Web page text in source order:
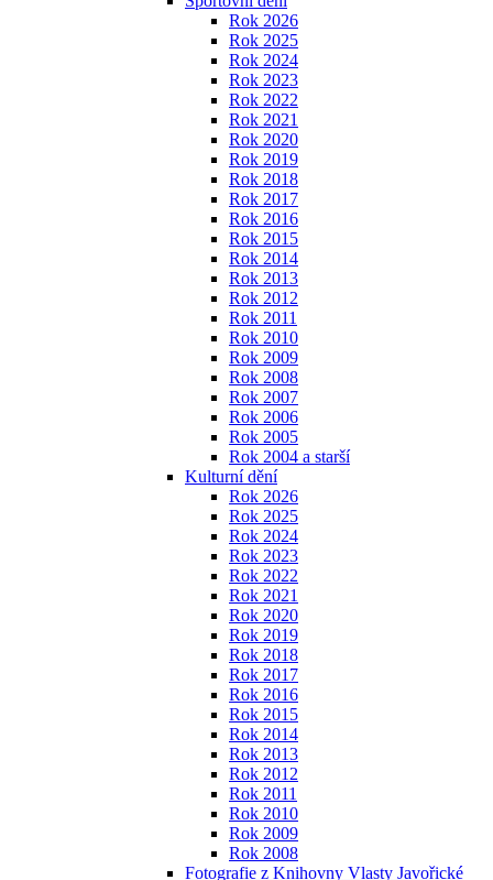
Rok 2026
Rok 2025
Rok 2024
Rok 2023
Rok 2022
Rok 2021
Rok 2020
Rok 2019
Rok 2018
Rok 2017
Rok 2016
Rok 2015
Rok 2014
Rok 2013
Rok 2012
Rok 2011
Rok 2010
Rok 2009
Rok 2008
Rok 2007
Rok 2006
Rok 2005
Rok 2004 a starší
Kulturní dění
Rok 2026
Rok 2025
Rok 2024
Rok 2023
Rok 2022
Rok 2021
Rok 2020
Rok 2019
Rok 2018
Rok 2017
Rok 2016
Rok 2015
Rok 2014
Rok 2013
Rok 2012
Rok 2011
Rok 2010
Rok 2009
Rok 2008
Fotografie z Knihovny Vlasty Javořické